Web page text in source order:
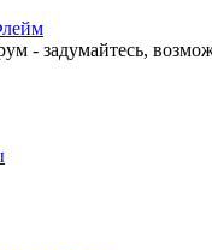
- задумайтесь,